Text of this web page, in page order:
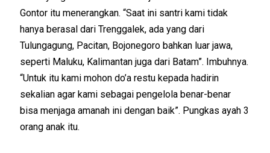
Gontor itu menerangkan. “Saat ini santri kami tidak
hanya berasal dari Trenggalek, ada yang dari
Tulungagung, Pacitan, Bojonegoro bahkan luar jawa,
seperti Maluku, Kalimantan juga dari Batam”. Imbuhnya.
“Untuk itu kami mohon do’a restu kepada hadirin
sekalian agar kami sebagai pengelola benar-benar
bisa menjaga amanah ini dengan baik”. Pungkas ayah 3
orang anak itu.